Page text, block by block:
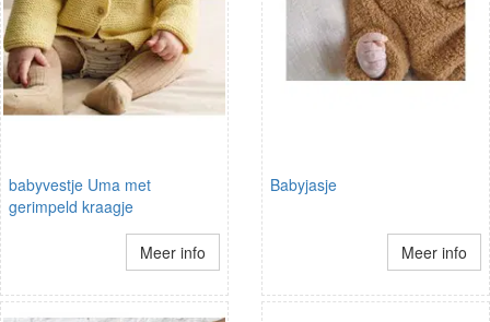
babyvestje Uma met
gerimpeld kraagje
Meer info
Babyjasje
Meer info